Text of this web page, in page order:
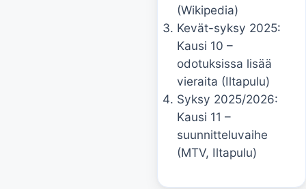
(Wikipedia)
Kevät-syksy 2025:
Kausi 10 –
odotuksissa lisää
vieraita (Iltapulu)
Syksy 2025/2026:
Kausi 11 –
suunnitteluvaihe
(MTV, Iltapulu)